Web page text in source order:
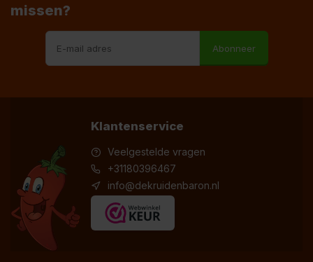
missen?
Abonneer
Klantenservice
Veelgestelde vragen
+31180396467
info@dekruidenbaron.nl